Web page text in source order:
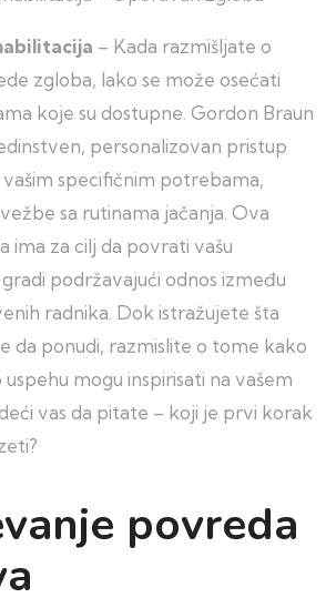
– Kada razmišljate o
zgloba, lako se može osećati
koje su dostupne. Gordon Braun
personalizovan pristup
specifičnim potrebama,
sa rutinama jačanja. Ova
ima za cilj da povrati vašu
podržavajući odnos između
radnika. Dok istražujete šta
da ponudi, razmislite o tome kako
mogu inspirisati na vašem
vas da pitate – koji je prvi korak
povreda